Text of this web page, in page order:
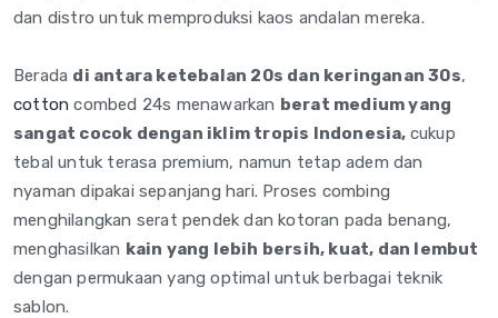
dan distro untuk memproduksi kaos andalan mereka.
Berada di antara ketebalan 20s dan keringanan 30s,
cottoncombed 24s menawarkan berat medium yang
sangat cocok dengan iklim tropis Indonesia, cukup
tebal untuk terasa premium, namun tetap adem dan
nyaman dipakai sepanjang hari. Proses combing
menghilangkan serat pendek dan kotoran pada benang,
menghasilkan kain yang lebih bersih, kuat, dan lembut
dengan permukaan yang optimal untuk berbagai teknik
sablon.